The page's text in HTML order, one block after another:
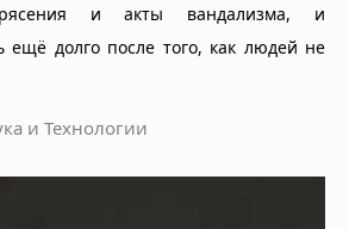
и акты вандализма, и
ещё долго после того, как людей не
и Технологии